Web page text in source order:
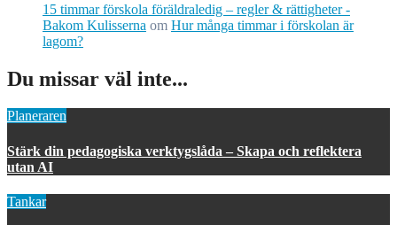
15 timmar förskola föräldraledig – regler & rättigheter -
Bakom Kulisserna om Hur många timmar i förskolan är
lagom?
Du missar väl inte...
Planeraren
Stärk din pedagogiska verktygslåda – Skapa och reflektera
utan AI
Tankar